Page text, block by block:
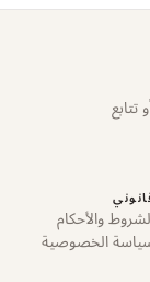
والأحكام
الخصوصية